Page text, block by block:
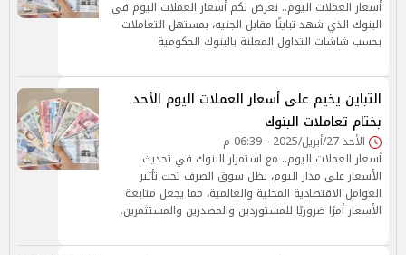
أسعار العملات اليوم.. نعرض لكم أسعار العملات اليوم في
البنوك الذي شهد تباينًا مقابل الجنيه، بمستهل التعاملات
بحسب شاشات التداول المعلنة بالبنوك الحكومية
التباين يخيم على أسعار العملات اليوم الأحد
بختام تعاملات البنوك
الأحد 27/أبريل/2025 - 06:39 م
أسعار العملات اليوم.. مع استمرار البنوك في تحديث
الأسعار على مدار اليوم، يظل سوق الصرف تحت تأثير
العوامل الاقتصادية المحلية والعالمية، مما يجعل متابعة
الأسعار أمرًا ضروريًا للمستوردين والمصدرين والمستثمرين.